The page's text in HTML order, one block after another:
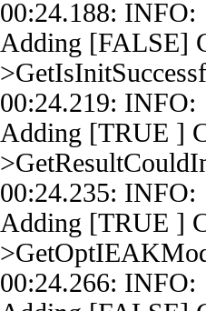
00:24.188:
Adding [FALSE]
00:24.219:
Adding [TRUE ]
00:24.235:
Adding [TRUE ]
00:24.266: